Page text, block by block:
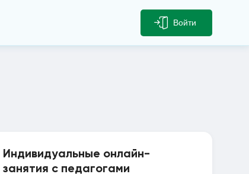
Войти
Индивидуальные онлайн-
занятия с педагогами